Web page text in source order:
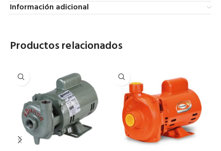
Información adicional
Productos relacionados